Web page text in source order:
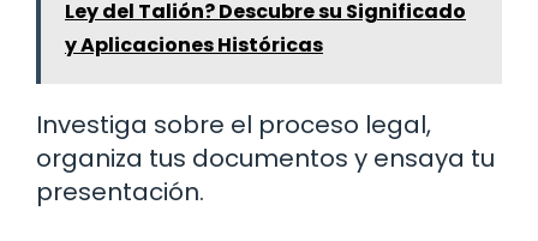
Ley del Talión? Descubre su Significado
y Aplicaciones Históricas
Investiga sobre el proceso legal,
organiza tus documentos y ensaya tu
presentación.